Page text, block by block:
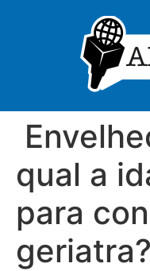
qual a
para
geriatra?